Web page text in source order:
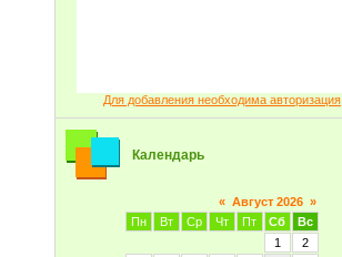
Для добавления необходима авторизация
Календарь
« Август 2026 »
Пн
Вт Ср Чт Пт Сб
Вс
1
2